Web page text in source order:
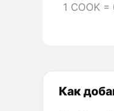
1 COOK
Как